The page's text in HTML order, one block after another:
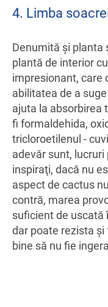
4. Limba
Denumită şi planta
plantă de interior
impresionant, care
abilitatea de a
ajuta la absorbirea
fi formaldehida,
tricloroetilenul -
adevăr sunt,
inspiraţi, dacă nu
aspect de cactus
contră, marea
suficient de uscată
dar poate rezista şi
bine să nu fie